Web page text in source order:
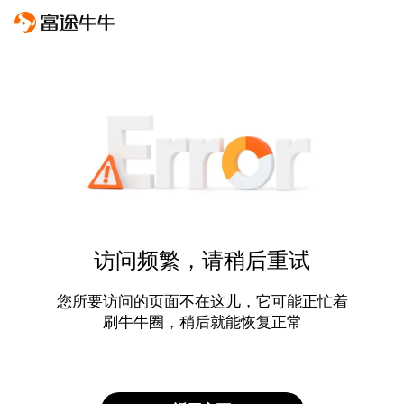
访问频繁，请稍后重试
您所要访问的页面不在这儿，它可能正忙着
刷牛牛圈，稍后就能恢复正常